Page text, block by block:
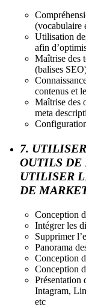
(vocabulaire
Utilisation
afin
Maîtrise des
(balises
contenus et
Maîtrise des
meta
7.
OUTILS DE
UTILISER
DE
Conception
Intégrer les
Supprimer
Panorama
Conception
Conception
Présentation
Intagram,
etc